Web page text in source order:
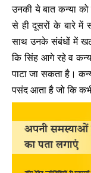
उनकी ये बात कन्या
से ही दूसरों के बारे में
साथ उनके संबंधों में
कि सिंह आगे रहे व
पाटा जा सकता है।
पसंद आता है जो कि